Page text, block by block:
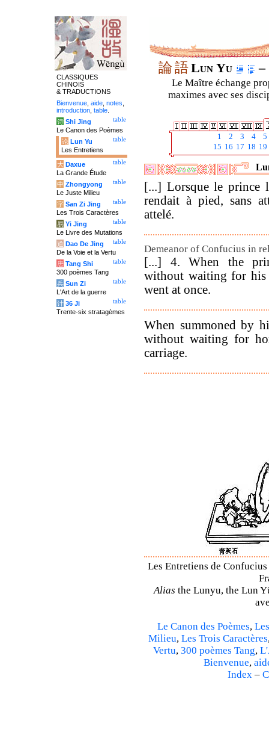
論語Lun Yu –
Le Maître échange
maximes avec ses
1 2 3 4
5
15 16 17 18 19
[...] Lorsque le prince
rendait à pied, sans
attelé.
Demeanor of Confucius in
[...] 4. When the
without waiting for his
went at once.
When summoned by
without waiting for
carriage.
Les Entretiens de
Alias the Lunyu, the Lun
Le Canon des Poèmes,
Milieu, Les Trois Caractères
Vertu, 300 poèmes Tang,
Bienvenue,
Index –
CLASSIQUES
CHINOIS
& TRADUCTIONS
Bienvenue aide notes
introduction table
table
诗 Shi Jing
Le Canon des Poèmes
table
论 Lun Yu
Les Entretiens
table
大 Daxue
La Grande Étude
table
中 Zhongyong
Le Juste Milieu
table
字 San Zi Jing
Les Trois Caractères
table
易 Yi Jing
Le Livre des Mutations
table
道 Dao De Jing
De la Voie et la Vertu
table
唐 Tang Shi
300 poèmes Tang
table
兵 Sun Zi
L'Art de la guerre
table
计 36 Ji
Trente-six stratagèmes